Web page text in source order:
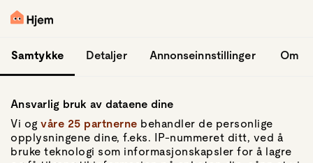
Samtykke Detaljer Annonseinnstillinger Om
Ansvarlig bruk av dataene dine
Vi og våre 25 partnerne behandler de personlige
opplysningene dine, f.eks. IP-nummeret ditt, ved å
bruke teknologi som informasjonskapsler for å lagre